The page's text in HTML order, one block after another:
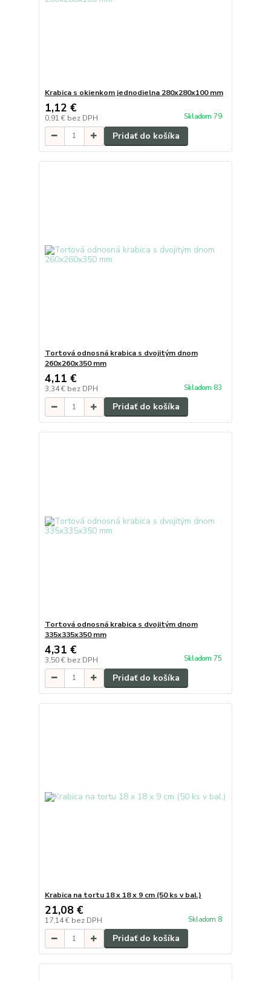
Krabica s okienkom jednodielna 280x280x100 mm
1,12 €
0,91 € bez DPH Skladom 79
Pridať do košíka
Tortová odnosná krabica s dvojitým dnom
260x260x350 mm
4,11 €
3,34 € bez DPH Skladom 83
Pridať do košíka
Tortová odnosná krabica s dvojitým dnom
335x335x350 mm
4,31 €
3,50 € bez DPH Skladom 75
Pridať do košíka
Krabica na tortu 18 x 18 x 9 cm (50 ks v bal.)
21,08 €
17,14 € bez DPH Skladom 8
Pridať do košíka